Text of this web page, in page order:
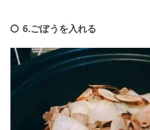
6.ごぼうを入れる